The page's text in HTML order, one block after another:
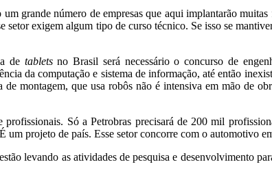
grande número de empresas que aqui implantarão
exigem algum tipo de curso técnico. Se isso se
de tabletsno Brasil será necessário o concurso de
da computação e sistema de informação, até então
montagem, que usa robôs não é intensiva em mão de
Só a Petrobras precisará de 200 mil
um projeto de país. Esse setor concorre com o automotivo
levando as atividades de pesquisa e desenvolvimento